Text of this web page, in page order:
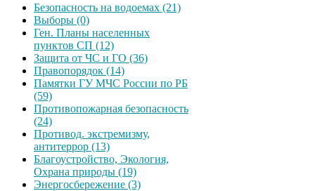
Безопасность на водоемах (21)
Выборы (0)
Ген. Планы населенных
пунктов СП (12)
Защита от ЧС и ГО (36)
Правопорядок (14)
Памятки ГУ МЧС России по РБ
(59)
Противопожарная безопасность
(24)
Противод. экстремизму,
антитеррор (13)
Благоустройство, Экология,
Охрана природы (19)
Энергосбережение (3)